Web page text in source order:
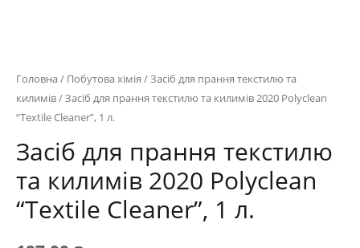
Головна/ Побутова хімія /Засіб для прання текстилю та
килимів/ Засіб для прання текстилю та килимів 2020 Polyclean
“Textile Cleaner”, 1 л.
Засіб для прання текстилю
та килимів 2020 Polyclean
“Textile Cleaner”, 1 л.